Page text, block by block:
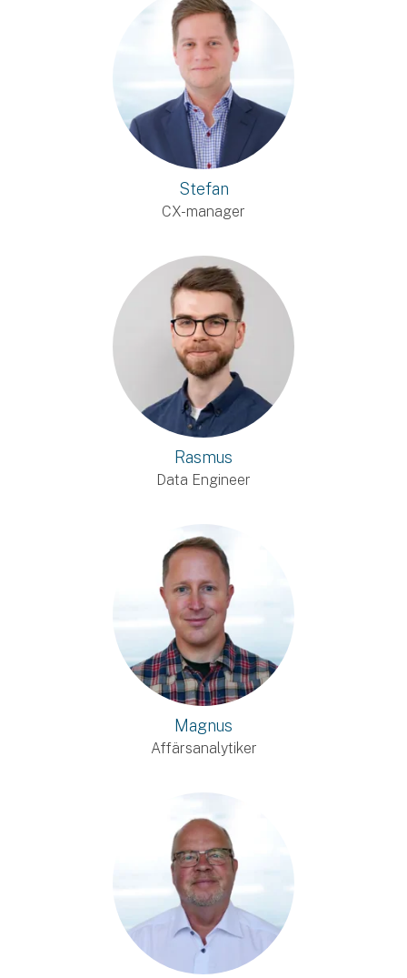
Stefan
CX-manager
Rasmus
Data Engineer
Magnus
Affärsanalytiker